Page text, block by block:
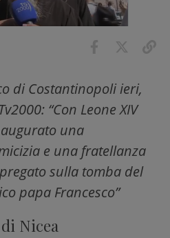
di Costantinopoli ieri,
“Con Leone XIV
una
e una fratellanza
sulla tomba del
papa Francesco”
Nicea